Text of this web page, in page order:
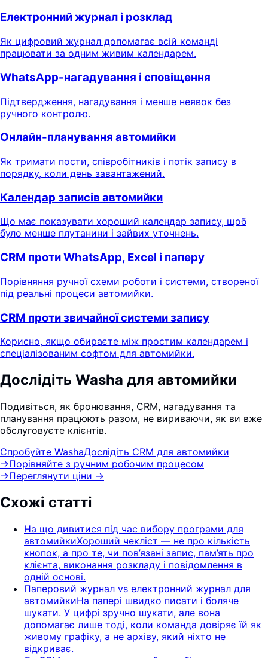
Електронний журнал і розклад
Як цифровий журнал допомагає всій команді
працювати за одним живим календарем.
WhatsApp-нагадування і сповіщення
Підтвердження, нагадування і менше неявок без
ручного контролю.
Онлайн-планування автомийки
Як тримати пости, співробітників і потік запису в
порядку, коли день завантажений.
Календар записів автомийки
Що має показувати хороший календар запису, щоб
було менше плутанини і зайвих уточнень.
CRM проти WhatsApp, Excel і паперу
Порівняння ручної схеми роботи і системи, створеної
під реальні процеси автомийки.
CRM проти звичайної системи запису
Корисно, якщо обираєте між простим календарем і
спеціалізованим софтом для автомийки.
Дослідіть Washa для автомийки
Подивіться, як бронювання, CRM, нагадування та
планування працюють разом, не вириваючи, як ви вже
обслуговуєте клієнтів.
Спробуйте WashaДослідіть CRM для автомийки
→Порівняйте з ручним робочим процесом
→Переглянути ціни →
Схожі статті
На що дивитися під час вибору програми для
автомийкиХороший чекліст — не про кількість
кнопок, а про те, чи пов’язані запис, пам’ять про
клієнта, виконання розкладу і повідомлення в
одній основі.
Паперовий журнал vs електронний журнал для
автомийкиНа папері швидко писати і боляче
шукати. У цифрі зручно шукати, але вона
допомагає лише тоді, коли команда довіряє їй як
живому графіку, а не архіву, який ніхто не
відкриває.